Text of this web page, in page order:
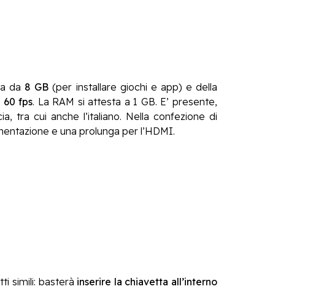
da 8 GB (per installare giochi e app) e della
60 fps. La RAM si attesta a 1 GB. E’ presente,
tra cui anche l’italiano. Nella confezione di
e una prolunga per l’HDMI.
simili: basterà inserire la chiavetta all’interno